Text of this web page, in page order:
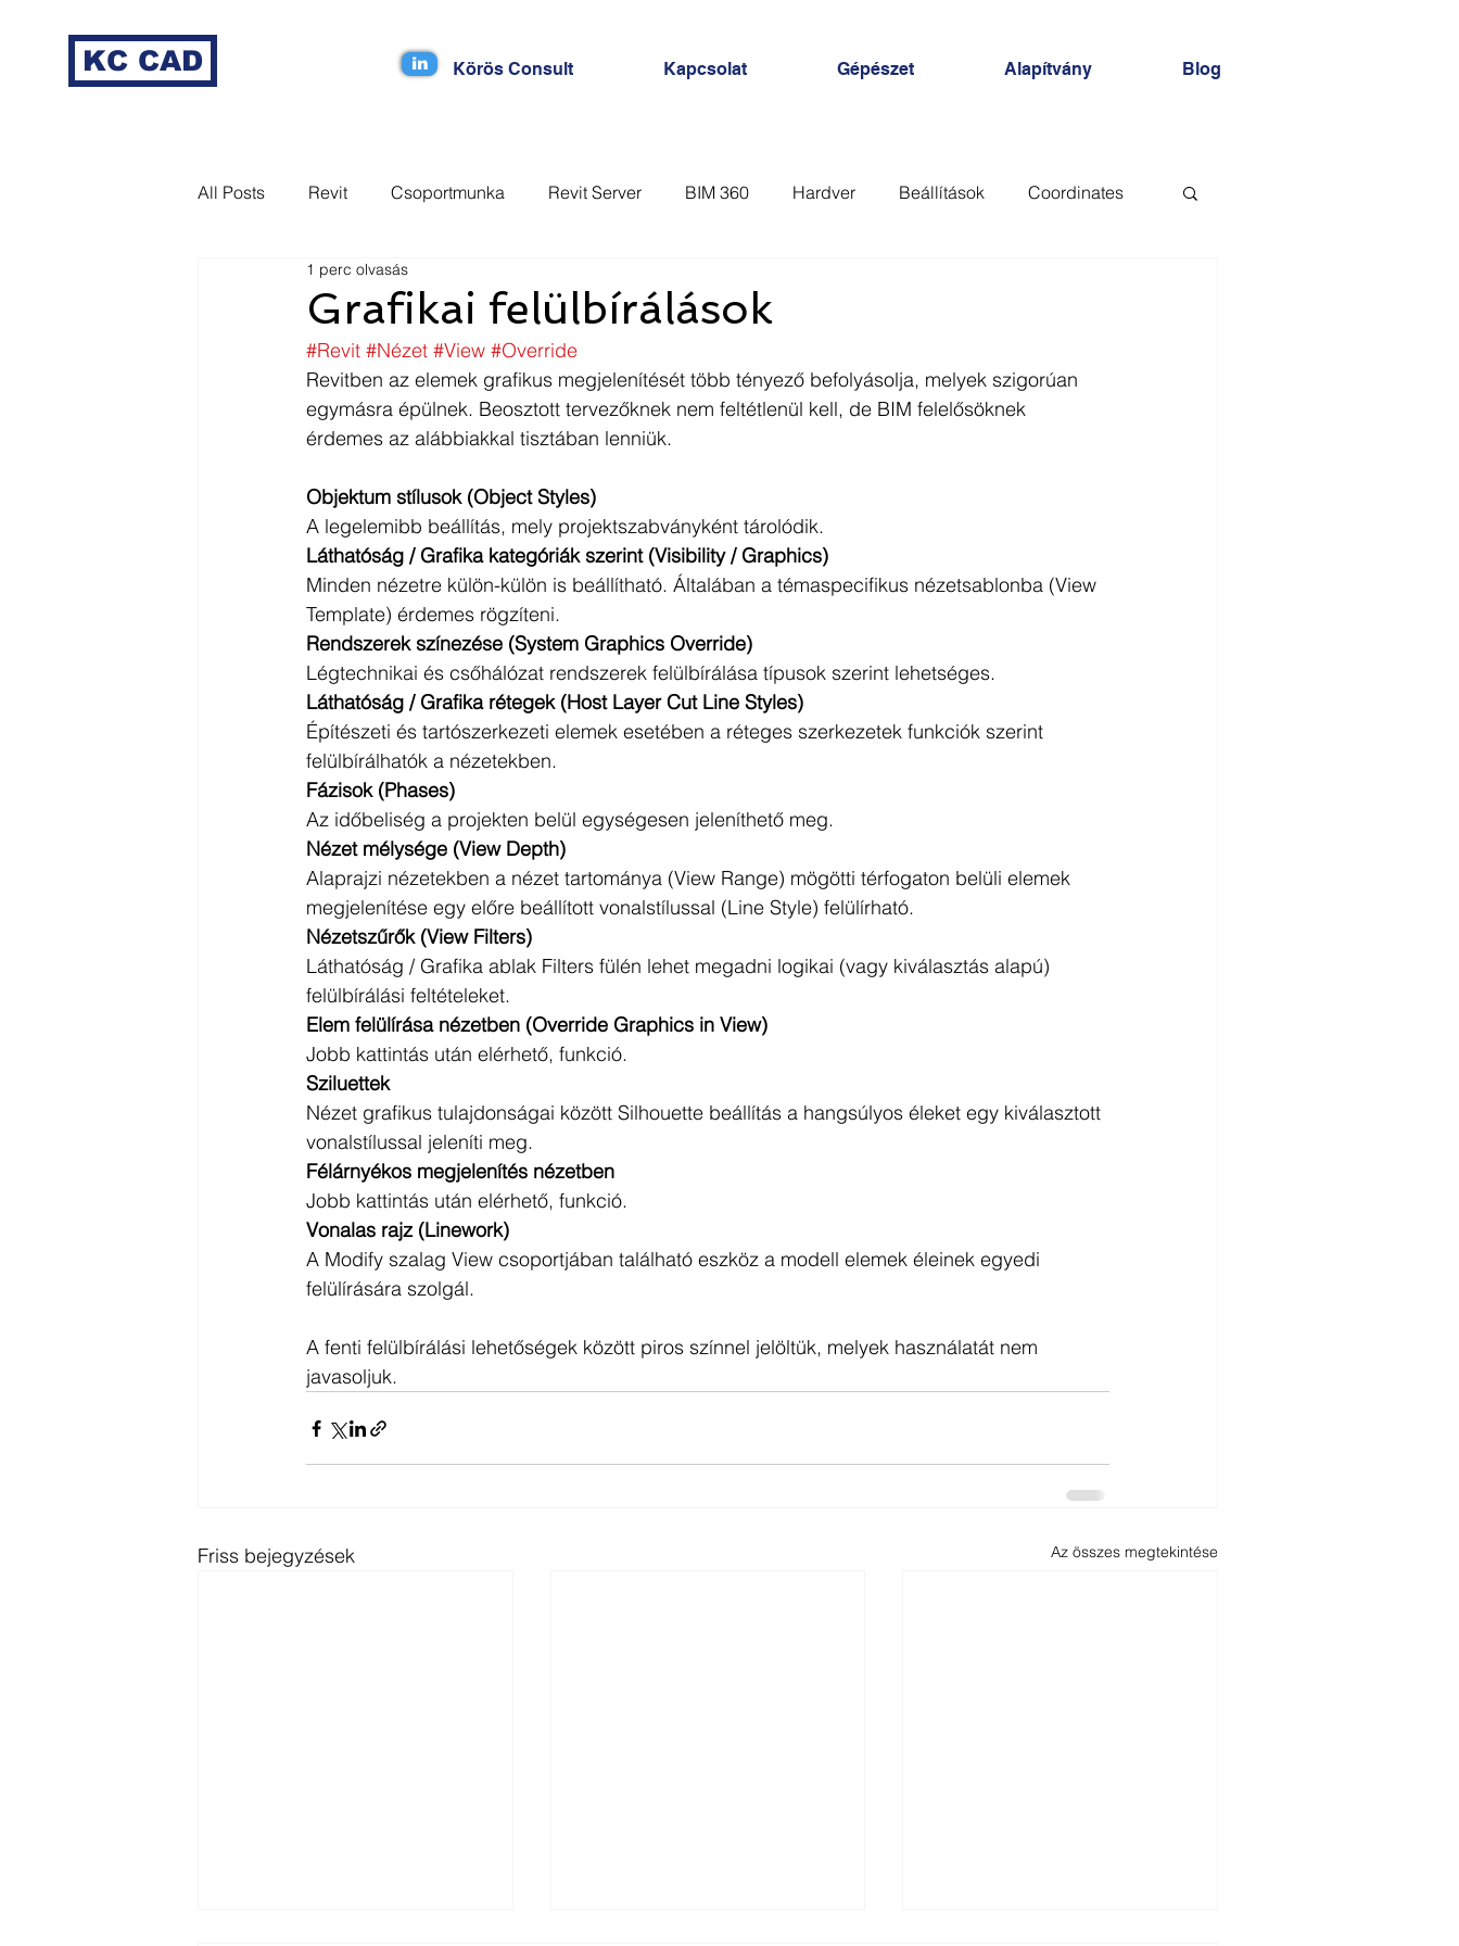
KC CAD in Körös Consult Kapcsolat Gépészet Alapítvány Blog
All Posts Revit Csoportmunka Revit Server BIM 360 Hardver Beállítások Coordinates
MagiCAD Coordination
Grafikai felülbírálások
1 perc olvasás
#Revit #Nézet #View #Override
Revitben az elemek grafikus megjelenítését több tényező befolyásolja, melyek szigorúan
egymásra épülnek. Beosztott tervezőknek nem feltétlenül kell, de BIM felelősöknek
érdemes az alábbiakkal tisztában lenniük.
Objektum stílusok (Object Styles)
A legelemibb beállítás, mely projektszabványként tárolódik.
Láthatóság / Grafika kategóriák szerint (Visibility / Graphics)
Minden nézetre külön-külön is beállítható. Általában a témaspecifikus nézetsablonba (View
Template) érdemes rögzíteni.
Rendszerek színezése (System Graphics Override)
Légtechnikai és csőhálózat rendszerek felülbírálása típusok szerint lehetséges.
Láthatóság / Grafika rétegek (Host Layer Cut Line Styles)
Építészeti és tartószerkezeti elemek esetében a réteges szerkezetek funkciók szerint
felülbírálhatók a nézetekben.
Fázisok (Phases)
Az időbeliség a projekten belül egységesen jeleníthető meg.
Nézet mélysége (View Depth)
Alaprajzi nézetekben a nézet tartománya (View Range) mögötti térfogaton belüli elemek
megjelenítése egy előre beállított vonalstílussal (Line Style) felülírható.
Nézetszűrők (View Filters)
Láthatóság / Grafika ablak Filters fülén lehet megadni logikai (vagy kiválasztás alapú)
felülbírálási feltételeket.
Elem felülírása nézetben (Override Graphics in View)
Jobb kattintás után elérhető, funkció.
Sziluettek
Nézet grafikus tulajdonságai között Silhouette beállítás a hangsúlyos éleket egy kiválasztott
vonalstílussal jeleníti meg.
Félárnyékos megjelenítés nézetben
Jobb kattintás után elérhető, funkció.
Vonalas rajz (Linework)
A Modify szalag View csoportjában található eszköz a modell elemek éleinek egyedi
felülírására szolgál.
A fenti felülbírálási lehetőségek között piros színnel jelöltük, melyek használatát nem
javasoljuk.
Friss bejegyzések Az összes megtekintése